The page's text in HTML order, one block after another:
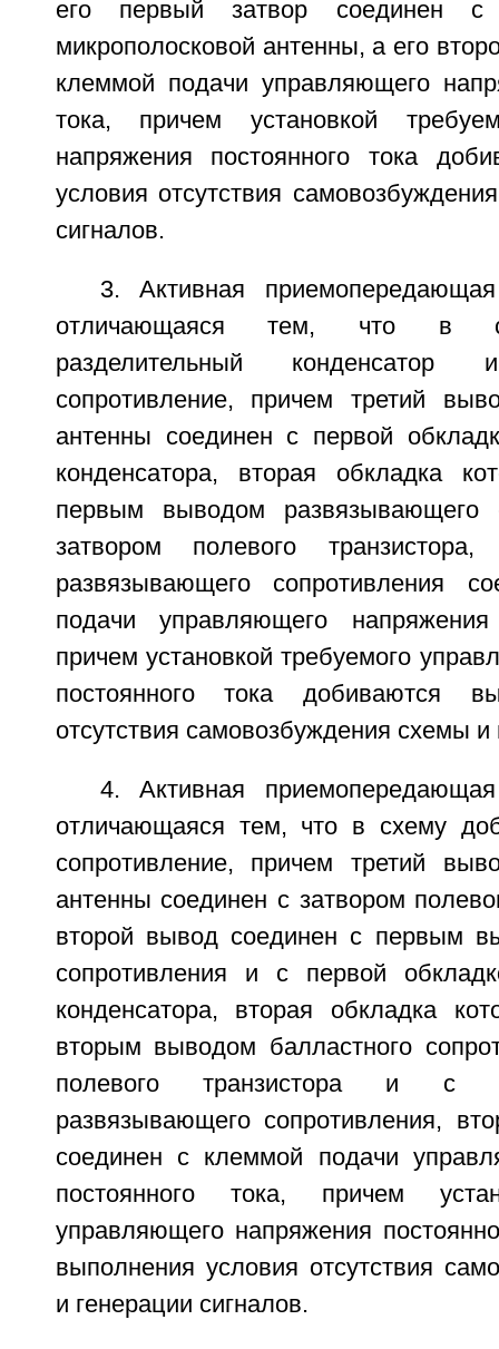
его первый затвор соединен с
микрополосковой антенны, а его
клеммой подачи управляющего
тока, причем установкой
напряжения постоянного тока
условия отсутствия
сигналов.
3. Активная
отличающаяся тем, что в
разделительный конденсатор
сопротивление, причем третий
антенны соединен с первой
конденсатора, вторая обкладка
первым выводом развязывающего
затвором полевого
развязывающего сопротивления
подачи управляющего напряжения
причем установкой требуемого
постоянного тока добиваются
отсутствия самовозбуждения схемы и
4. Активная
отличающаяся тем, что в схему
сопротивление, причем третий
антенны соединен с затвором
второй вывод соединен с первым
сопротивления и с первой
конденсатора, вторая обкладка
вторым выводом балластного
полевого транзистора и с
развязывающего сопротивления,
соединен с клеммой подачи
постоянного тока, причем
управляющего напряжения
выполнения условия отсутствия
и генерации сигналов.